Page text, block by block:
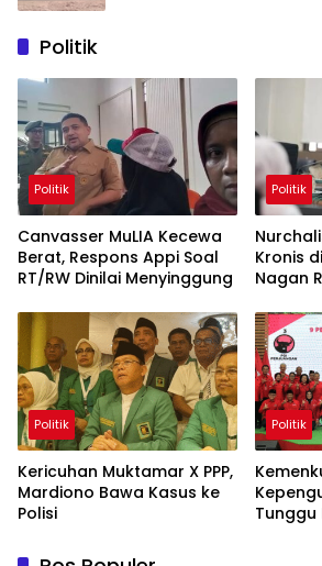
Politik
Politik
Canvasser MuLIA Kecewa
Berat, Respons Appi Soal
RT/RW Dinilai Menyinggung
Politik
Kronis
Nagan
Politik
Kericuhan Muktamar X PPP,
Mardiono Bawa Kasus ke
Polisi
Politik
Tunggu